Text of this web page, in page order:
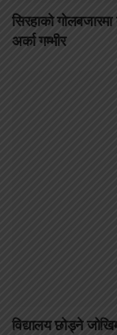
सिरहाको
अर्का गम्भीर
विद्यालय छोड्ने